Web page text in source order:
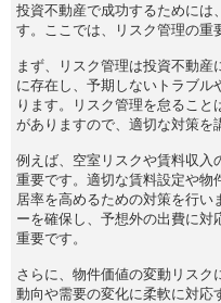
投資不動産で成功するためには
す。ここでは、リスク管理の重
まず、リスク管理は投資不動
に存在し、予期しないトラブル
ります。リスク管理を怠るこ
がありますので、適切な対策を
例えば、空室リスクや賃料収入
重要です。適切な賃料設定や物
居率を高めるための対策を行い
ーを確保し、予想外の出費に対
重要です。
さらに、物件価値の変動リス
動向や需要の変化に柔軟に対応